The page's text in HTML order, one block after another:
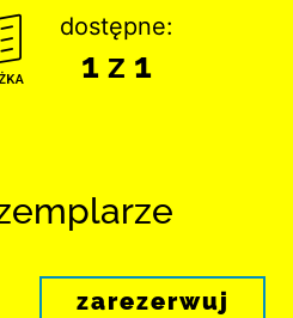
dostępne:
1 z 1
zarezerwuj